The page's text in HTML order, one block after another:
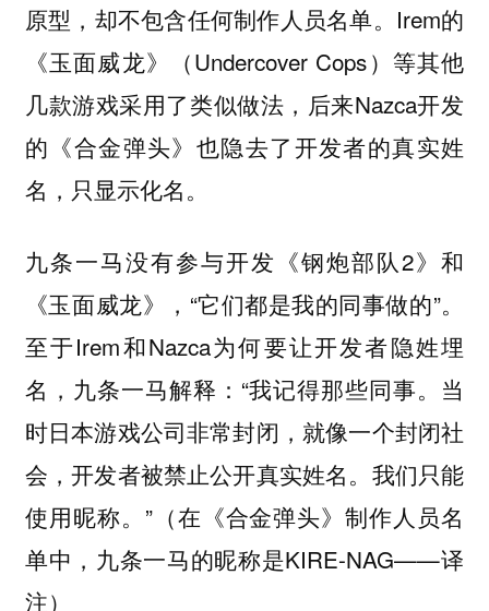
原型，却不包含任何制作人员名单。Irem的
《玉面威龙》（Undercover Cops）等其他
几款游戏采用了类似做法，后来Nazca开发
的《合金弹头》也隐去了开发者的真实姓
名，只显示化名。
九条一马没有参与开发《钢炮部队2》和
《玉面威龙》，“它们都是我的同事做的”。
至于Irem和Nazca为何要让开发者隐姓埋
名，九条一马解释：“我记得那些同事。当
时日本游戏公司非常封闭，就像一个封闭社
会，开发者被禁止公开真实姓名。我们只能
使用昵称。”（在《合金弹头》制作人员名
单中，九条一马的昵称是KIRE-NAG——译
注）